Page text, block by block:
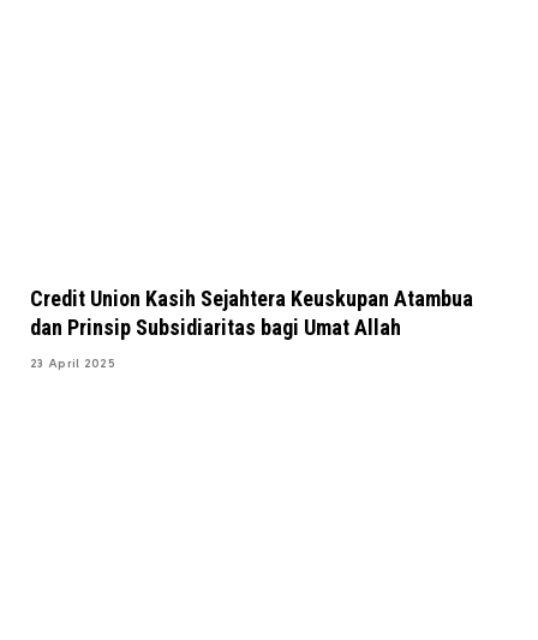
Credit Union Kasih Sejahtera Keuskupan Atambua
dan Prinsip Subsidiaritas bagi Umat Allah
23 April 2025